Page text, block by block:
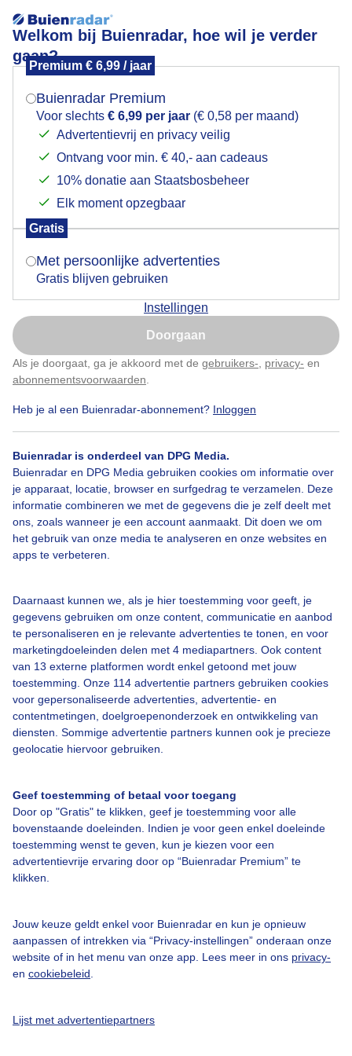
Welkom bij Buienradar, hoe wil je verder
gaan?
Premium € 6,99 / jaar
Buienradar Premium
Voor slechts € 6,99 per jaar (€ 0,58 per maand)
Advertentievrij en privacy veilig
Ontvang voor min. € 40,- aan cadeaus
10% donatie aan Staatsbosbeheer
Elk moment opzegbaar
Gratis
Met persoonlijke advertenties
Gratis blijven gebruiken
Instellingen
Doorgaan
Als je doorgaat, ga je akkoord met de gebruikers- privacy- en
abonnementsvoorwaarden
Heb je al een Buienradar-abonnement? Inloggen
Buienradar is onderdeel van DPG Media.
Buienradar en DPG Media gebruiken cookies om informatie over
je apparaat, locatie, browser en surfgedrag te verzamelen. Deze
informatie combineren we met de gegevens die je zelf deelt met
ons, zoals wanneer je een account aanmaakt. Dit doen we om
het gebruik van onze media te analyseren en onze websites en
apps te verbeteren.
Daarnaast kunnen we, als je hier toestemming voor geeft, je
gegevens gebruiken om onze content, communicatie en aanbod
te personaliseren en je relevante advertenties te tonen, en voor
marketingdoeleinden delen met 4 mediapartners. Ook content
van 13 externe platformen wordt enkel getoond met jouw
toestemming. Onze 114 advertentie partners gebruiken cookies
voor gepersonaliseerde advertenties, advertentie- en
contentmetingen, doelgroepenonderzoek en ontwikkeling van
diensten. Sommige advertentie partners kunnen ook je precieze
geolocatie hiervoor gebruiken.
Geef toestemming of betaal voor toegang
Door op "Gratis" te klikken, geef je toestemming voor alle
bovenstaande doeleinden. Indien je voor geen enkel doeleinde
toestemming wenst te geven, kun je kiezen voor een
advertentievrije ervaring door op “Buienradar Premium” te
klikken.
Jouw keuze geldt enkel voor Buienradar en kun je opnieuw
aanpassen of intrekken via “Privacy-instellingen” onderaan onze
website of in het menu van onze app. Lees meer in ons privacy-
en cookiebeleid
Lijst met advertentiepartners
Zonsopkomst
Door: Tonny de Vries Gemaakt: 09-06-2026, 29x bekeken
Een moment geduld aub...
Over Buienradar
Bedrijfsgegevens
Veelgestelde vragen
Contact
Gebruikersvoorwaarden
Adverteren
Buienradar Team
Privacy beleid
Privacy instellingen
Gratis weerdata
Buienradar
Mogen we je locatie gebruiken voor het
Indien je hier nog geen akkoord op hebt gegeven,
verschijnt er zo een pop-up uit je browser waarin
Is goed, toon de popup
Nu niet, misschien later
Klik hierom dit aan te passen